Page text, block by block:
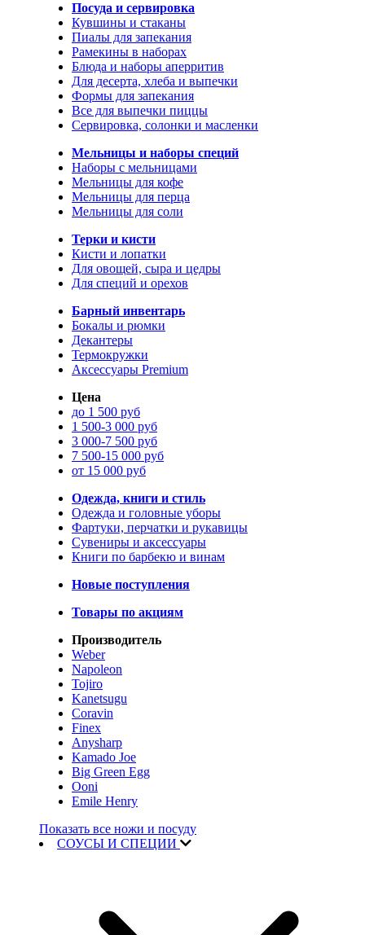
Посуда и сервировка
Кувшины и стаканы
Пиалы для запекания
Рамекины в наборах
Блюда и наборы аперритив
Для десерта, хлеба и выпечки
Формы для запекания
Все для выпечки пиццы
Сервировка, солонки и масленки
Мельницы и наборы специй
Наборы с мельницами
Мельницы для кофе
Мельницы для перца
Мельницы для соли
Терки и кисти
Кисти и лопатки
Для овощей, сыра и цедры
Для специй и орехов
Барный инвентарь
Бокалы и рюмки
Декантеры
Термокружки
Аксессуары Premium
Цена
до 1 500 руб
1 500-3 000 руб
3 000-7 500 руб
7 500-15 000 руб
от 15 000 руб
Одежда, книги и стиль
Одежда и головные уборы
Фартуки, перчатки и рукавицы
Сувениры и аксессуары
Книги по барбекю и винам
Новые поступления
Товары по акциям
Производитель
Weber
Napoleon
Tojiro
Kanetsugu
Coravin
Finex
Anysharp
Kamado Joe
Big Green Egg
Ooni
Emile Henry
Показать все ножи и посуду
СОУСЫ И СПЕЦИИ